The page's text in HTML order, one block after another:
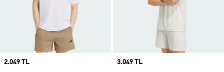
Price
2.049 TL
Price
3.049 TL